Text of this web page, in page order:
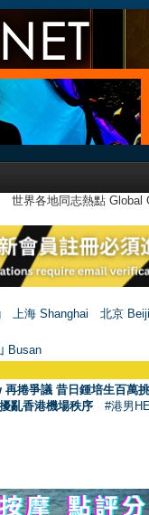
世界各地同志熱點
上海 Shanghai
北京
Busan
捲爭議 昔日鍾培生百萬
亂香港機場秩序 #港男